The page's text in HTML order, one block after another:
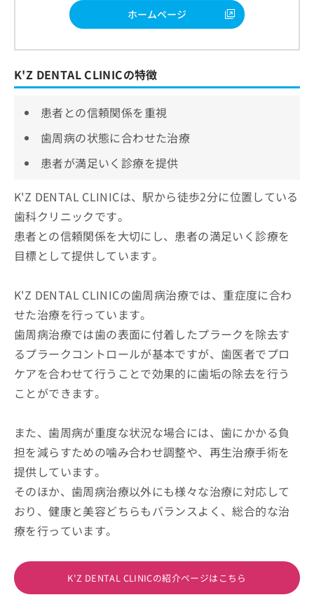
ホームページ
K'Z DENTAL CLINICの特徴
患者との信頼関係を重視
歯周病の状態に合わせた治療
患者が満足いく診療を提供
K'Z DENTAL CLINICは、駅から徒歩2分に位置している
歯科クリニックです。
患者との信頼関係を大切にし、患者の満足いく診療を
目標として提供しています。
K'Z DENTAL CLINICの歯周病治療では、重症度に合わ
せた治療を行っています。
歯周病治療では歯の表面に付着したプラークを除去す
るプラークコントロールが基本ですが、歯医者でプロ
ケアを合わせて行うことで効果的に歯垢の除去を行う
ことができます。
また、歯周病が重度な状況な場合には、歯にかかる負
担を減らすための噛み合わせ調整や、再生治療手術を
提供しています。
そのほか、歯周病治療以外にも様々な治療に対応して
おり、健康と美容どちらもバランスよく、総合的な治
療を行っています。
K'Z DENTAL CLINICの紹介ページはこちら